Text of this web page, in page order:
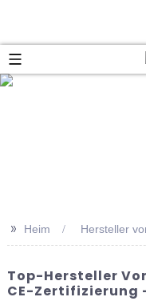
>> Heim Hersteller
Top-Hersteller
CE-Zertifizierung